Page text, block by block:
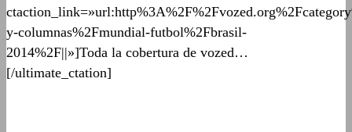
y-columnas%2Fmundial-futbol%2Fbrasil-
2014%2F||»]Toda la cobertura de vozed…
[/ultimate_ctation]